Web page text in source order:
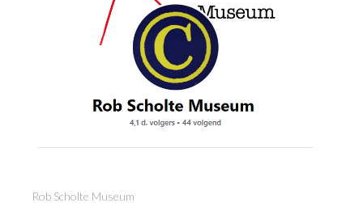
Rob Scholte Museum